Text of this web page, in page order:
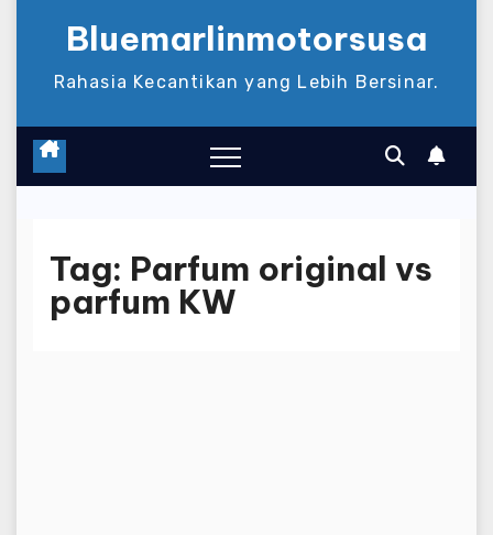
Bluemarlinmotorsusa
Rahasia Kecantikan yang Lebih Bersinar.
Tag: Parfum original vs
parfum KW